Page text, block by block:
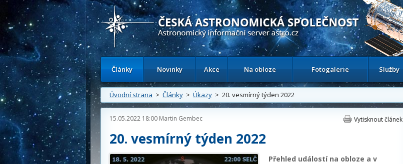
Česká astronomická společnost - Informační astronomický server
Články Novinky Akce Na obloze Fotogalerie Služby
Úvodní strana > Články > Úkazy > 20. vesmírný týden 2022
15.05.2022 18:00 Martin Gembec Vytisknout článek
20. vesmírný týden 2022
Přehled událostí na obloze a v